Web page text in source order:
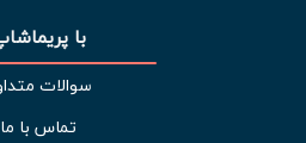
با
سوالات
تماس با ما